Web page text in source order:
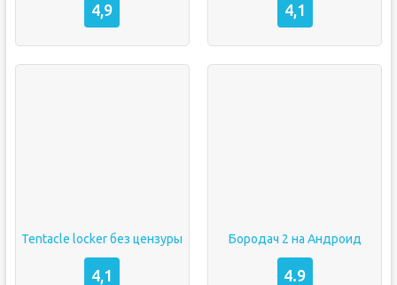
4,9 4,1
Tentacle locker без цензуры
4,1
Бородач 2 на Андроид
4.9